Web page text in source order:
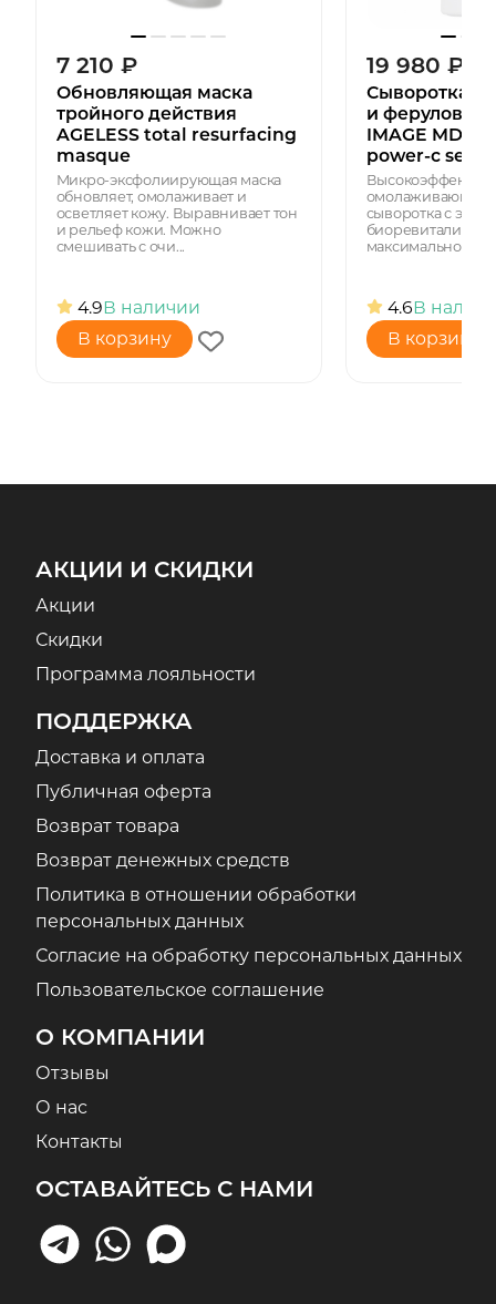
7 210 ₽
Обновляющая маска
тройного действия
AGELESS total resurfacing
masque
Микро-эксфолиирующая маска
обновляет, омолаживает и
осветляет кожу. Выравнивает тон
и рельеф кожи. Можно
смешивать с очи...
4.9В наличии
В корзину
19 980 ₽
Сыворотка с
и феруловой
IMAGE MD
power-c
омолаживающая
сыворотка с
максимально
4.6В
В корзину
АКЦИИ И СКИДКИ
Акции
Скидки
Программа лояльности
ПОДДЕРЖКА
Доставка и оплата
Публичная оферта
Возврат товара
Возврат денежных средств
Политика в отношении обработки
персональных данных
Согласие на обработку персональных данных
Пользовательское соглашение
О КОМПАНИИ
Отзывы
О нас
Контакты
ОСТАВАЙТЕСЬ С НАМИ